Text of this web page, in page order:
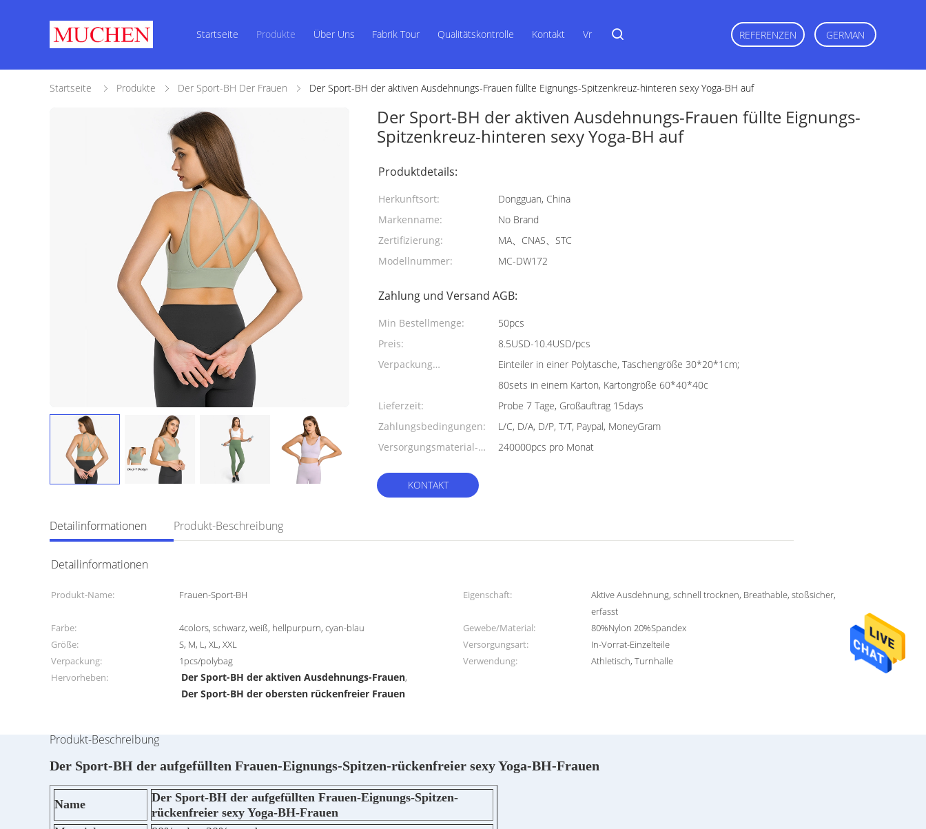
Startseite Produkte Über Uns Fabrik Tour Qualitätskontrolle Kontakt Vr REFERENZEN GERMAN
Startseite Produkte Der Sport-BH Der Frauen Der Sport-BH der aktiven Ausdehnungs-Frauen füllte Eignungs-Spitzenkreuz-hinteren sexy Yoga-BH auf
Der Sport-BH der aktiven Ausdehnungs-Frauen füllte Eignungs-
Spitzenkreuz-hinteren sexy Yoga-BH auf
Produktdetails:
Herkunftsort:
Dongguan, China
Markenname:
No Brand
Zertifizierung:
MA、CNAS、STC
Modellnummer:
MC-DW172
Zahlung und Versand AGB:
Min Bestellmenge:
50pcs
Preis:
8.5USD-10.4USD/pcs
Verpackung
Einteiler in einer Polytasche, Taschengröße 30*20*1cm;
80sets in einem Karton, Kartongröße 60*40*40c
Lieferzeit:
Probe 7 Tage, Großauftrag 15days
Zahlungsbedingungen:
L/C, D/A, D/P, T/T, Paypal, MoneyGram
Versorgungsmaterial-
240000pcs pro Monat
KONTAKT
Detailinformationen Produkt-Beschreibung
Detailinformationen
Produkt-Name: Frauen-Sport-BH Eigenschaft:
Aktive Ausdehnung, schnell trocknen, Breathable, stoßsicher,
erfasst
Farbe:
4colors, schwarz, weiß, hellpurpurn, cyan-blau Gewebe/Material:
80%Nylon 20%Spandex
Größe:
S, M, L, XL, XXL Versorgungsart:
In-Vorrat-Einzelteile
Verpackung:
1pcs/polybag Verwendung:
Athletisch, Turnhalle
Hervorheben:
Der Sport-BH der aktiven Ausdehnungs-Frauen,
Der Sport-BH der obersten rückenfreier Frauen
Produkt-Beschreibung
Der Sport-BH der aufgefüllten Frauen-Eignungs-Spitzen-rückenfreier sexy Yoga-BH-Frauen
Name
Der Sport-BH der aufgefüllten Frauen-Eignungs-Spitzen-
rückenfreier sexy Yoga-BH-Frauen